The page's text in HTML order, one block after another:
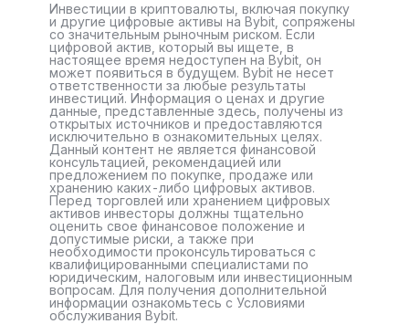
Инвестиции в криптовалюты, включая покупку
и другие цифровые активы на Bybit, сопряжены
со значительным рыночным риском. Если
цифровой актив, который вы ищете, в
настоящее время недоступен на Bybit, он
может появиться в будущем. Bybit не несет
ответственности за любые результаты
инвестиций. Информация о ценах и другие
данные, представленные здесь, получены из
открытых источников и предоставляются
исключительно в ознакомительных целях.
Данный контент не является финансовой
консультацией, рекомендацией или
предложением по покупке, продаже или
хранению каких-либо цифровых активов.
Перед торговлей или хранением цифровых
активов инвесторы должны тщательно
оценить свое финансовое положение и
допустимые риски, а также при
необходимости проконсультироваться с
квалифицированными специалистами по
юридическим, налоговым или инвестиционным
вопросам. Для получения дополнительной
информации ознакомьтесь с Условиями
обслуживания Bybit.